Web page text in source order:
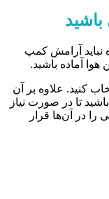
باشید
نباید آرامش کمپ
آماده باشید.
کنید. علاوه بر آن
تا در صورت نیاز
در آن‌ها قرار